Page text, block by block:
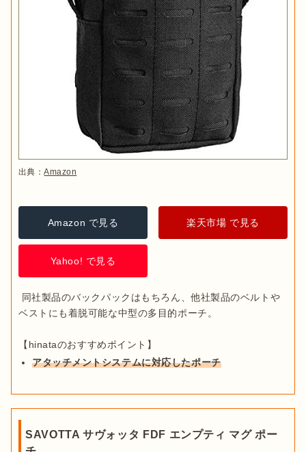
出典：Amazon
Amazon で見る 楽天市場 で見る
Yahoo! で見る
ベストにも着脱可能な中型の多目的ポーチ。
アタッチメントシステムに対応したポーチ
SAVOTTA サヴォッタ FDF エンプティ マグ ポー